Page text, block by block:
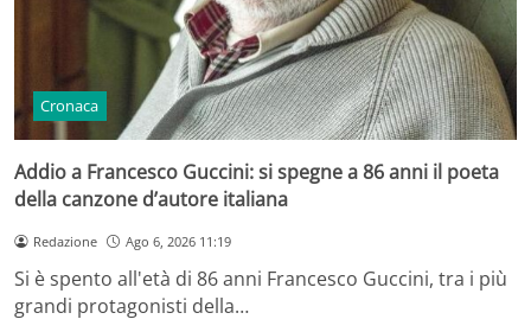
Cronaca
Addio a Francesco Guccini: si spegne a 86 anni il poeta
della canzone d’autore italiana
Redazione Ago 6, 2026 11:19
Si è spento all'età di 86 anni Francesco Guccini, tra i più
grandi protagonisti della…